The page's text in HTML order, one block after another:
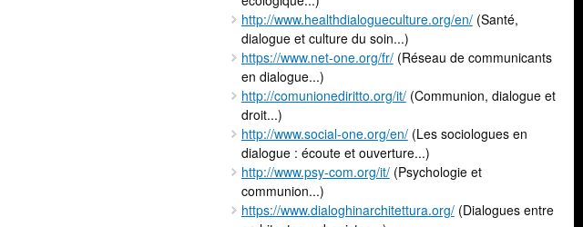
http://www.healthdialogueculture.org/en/(Santé,
dialogue et culture du soin...)
https://www.net-one.org/fr/(Réseau de communicants
en dialogue...)
http://comunionediritto.org/it/(Communion, dialogue et
droit...)
http://www.social-one.org/en/(Les sociologues en
dialogue : écoute et ouverture...)
http://www.psy-com.org/it/(Psychologie et
communion...)
https://www.dialoghinarchitettura.org/(Dialogues entre